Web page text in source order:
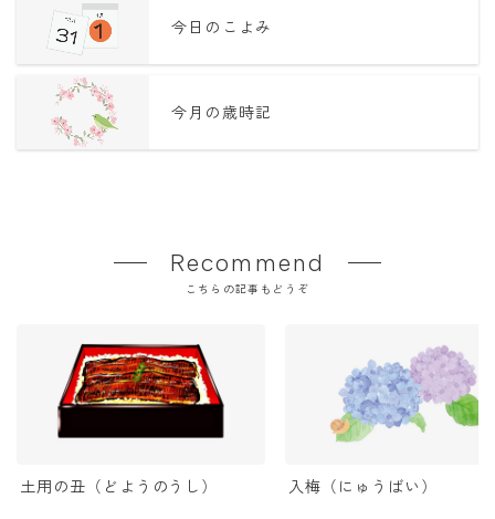
今日のこよみ
今月の歳時記
Recommend
こちらの記事もどうぞ
土用の丑（どようのうし） 入梅（にゅうばい）